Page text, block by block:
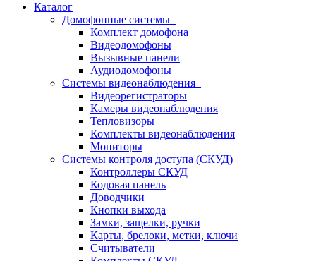
Каталог
Домофонные системы
Комплект домофона
Видеодомофоны
Вызывные панели
Аудиодомофоны
Системы видеонаблюдения
Видеорегистраторы
Камеры видеонаблюдения
Тепловизоры
Комплекты видеонаблюдения
Мониторы
Системы контроля доступа (СКУД)
Контроллеры СКУД
Кодовая панель
Доводчики
Кнопки выхода
Замки, защелки, ручки
Карты, брелоки, метки, ключи
Считыватели